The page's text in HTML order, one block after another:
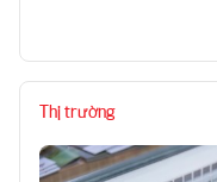
Thị trường